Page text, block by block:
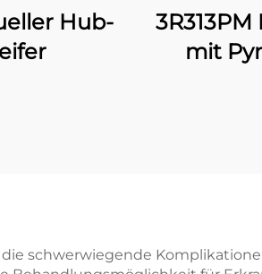
Hub-
mit
schwerwiegende